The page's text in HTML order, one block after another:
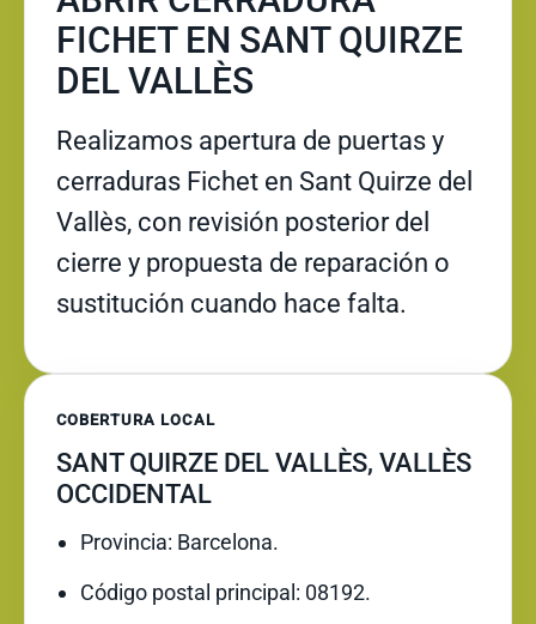
FICHET EN SANT QUIRZE
DEL VALLÈS
Realizamos apertura de puertas y
cerraduras Fichet en Sant Quirze del
Vallès, con revisión posterior del
cierre y propuesta de reparación o
sustitución cuando hace falta.
COBERTURA LOCAL
SANT QUIRZE DEL VALLÈS, VALLÈS
OCCIDENTAL
Provincia: Barcelona.
Código postal principal: 08192.